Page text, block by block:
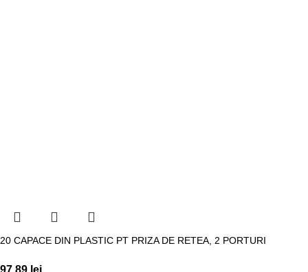
20 CAPACE DIN PLASTIC PT PRIZA DE RETEA, 2 PORTURI